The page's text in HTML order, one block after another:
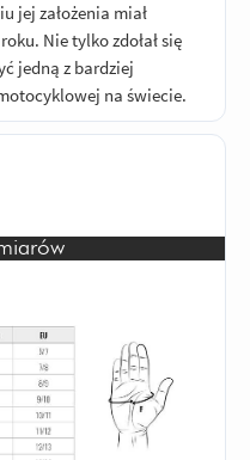
jej założenia miał
Nie tylko zdołał się
jedną z bardziej
na świecie.